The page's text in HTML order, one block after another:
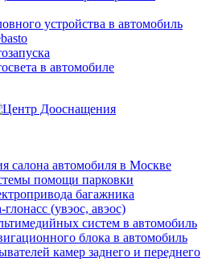
устройства в автомобиль
в автомобиле
салона автомобиля в Москве
помощи парковки
багажника
глонасс (увэос, авэос)
систем в автомобиль
блока в автомобиль
камер заднего и переднего